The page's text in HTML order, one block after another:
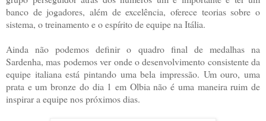
banco de jogadores, além de excelência, oferece teorias sobre o
sistema, o treinamento e o espírito de equipe na Itália.
Ainda não podemos definir o quadro final de medalhas na
Sardenha, mas podemos ver onde o desenvolvimento consistente da
equipe italiana está pintando uma bela impressão. Um ouro, uma
prata e um bronze do dia 1 em Olbia não é uma maneira ruim de
inspirar a equipe nos próximos dias.